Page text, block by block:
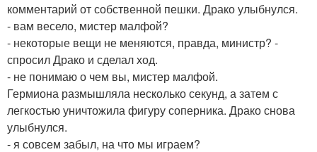
комментарий от собственной пешки. Драко улыбнулся.
- вам весело, мистер малфой?
- некоторые вещи не меняются, правда, министр? -
спросил Драко и сделал ход.
- не понимаю о чем вы, мистер малфой.
Гермиона размышляла несколько секунд, а затем с
легкостью уничтожила фигуру соперника. Драко снова
улыбнулся.
- я совсем забыл, на что мы играем?